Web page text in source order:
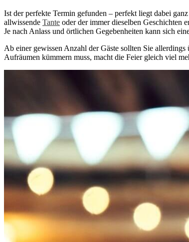
Ist der perfekte Termin gefunden – perfekt liegt dabei
allwissende Tante oder der immer dieselben Geschichten
Je nach Anlass und örtlichen Gegebenheiten kann sich
Ab einer gewissen Anzahl der Gäste sollten Sie
Aufräumen kümmern muss, macht die Feier gleich viel